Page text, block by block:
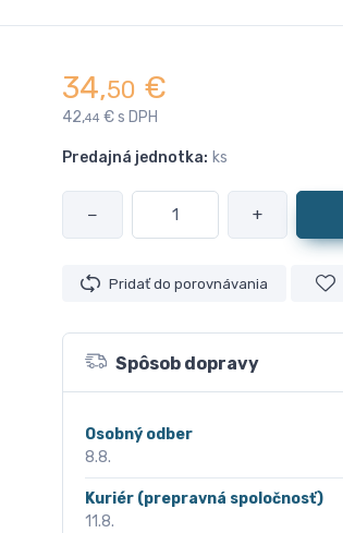
34,50 €
42,44 € s DPH
Predajná jednotka: ks
− +
Pridať do porovnávania
Spôsob dopravy
Osobný odber
8.8.
Kuriér (prepravná spoločnosť)
11.8.